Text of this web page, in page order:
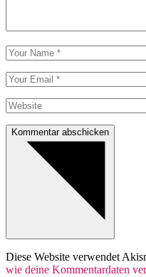
Kommentar abschicken
Diese Website verwendet
wie deine Kommentardaten